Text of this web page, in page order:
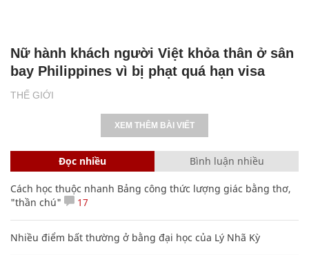
THẾ GIỚI
Nữ hành khách người Việt khỏa thân ở sân
bay Philippines vì bị phạt quá hạn visa
XEM THÊM BÀI VIẾT
Đọc nhiều Bình luận nhiều
Cách học thuộc nhanh Bảng công thức lượng giác bằng thơ,
"thần chú"
17
Nhiều điểm bất thường ở bằng đại học của Lý Nhã Kỳ